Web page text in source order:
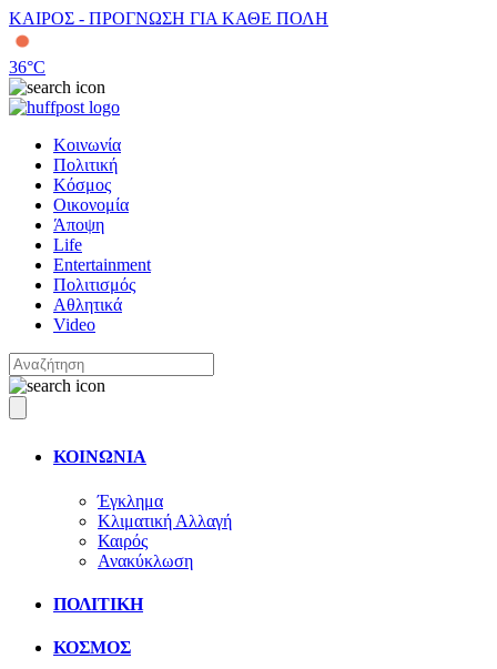
ΚΑΙΡΟΣ - ΠΡΟΓΝΩΣΗ ΓΙΑ ΚΑΘΕ ΠΟΛΗ
36°C
Κοινωνία
Πολιτική
Κόσμος
Οικονομία
Άποψη
Life
Entertainment
Πολιτισμός
Αθλητικά
Video
ΚΟΙΝΩΝΙΑ
Έγκλημα
Κλιματική Αλλαγή
Καιρός
Ανακύκλωση
ΠΟΛΙΤΙΚΗ
ΚΟΣΜΟΣ